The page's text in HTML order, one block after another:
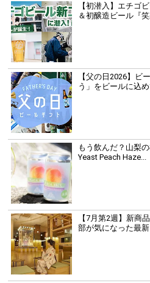
【初潜入】エチゴ
＆初醸造ビール『
【父の日2026】ビ
う」をビールに込め
もう飲んだ？山梨
Yeast Peach Haze...
【7月第2週】新商
部が気になった最新